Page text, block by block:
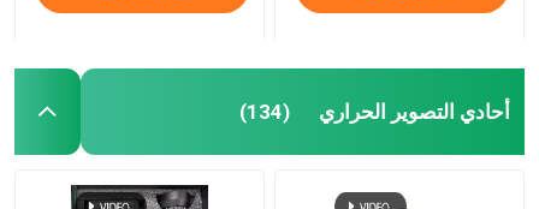
المنتجات
أحادي التصوير الحراري (134)